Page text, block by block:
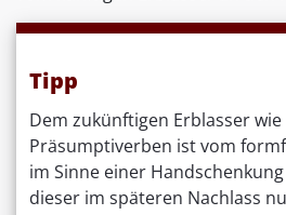
Tipp
Dem zukünftigen Erblasser
Präsumptiverben ist vom
im Sinne einer
dieser im späteren Nachlass